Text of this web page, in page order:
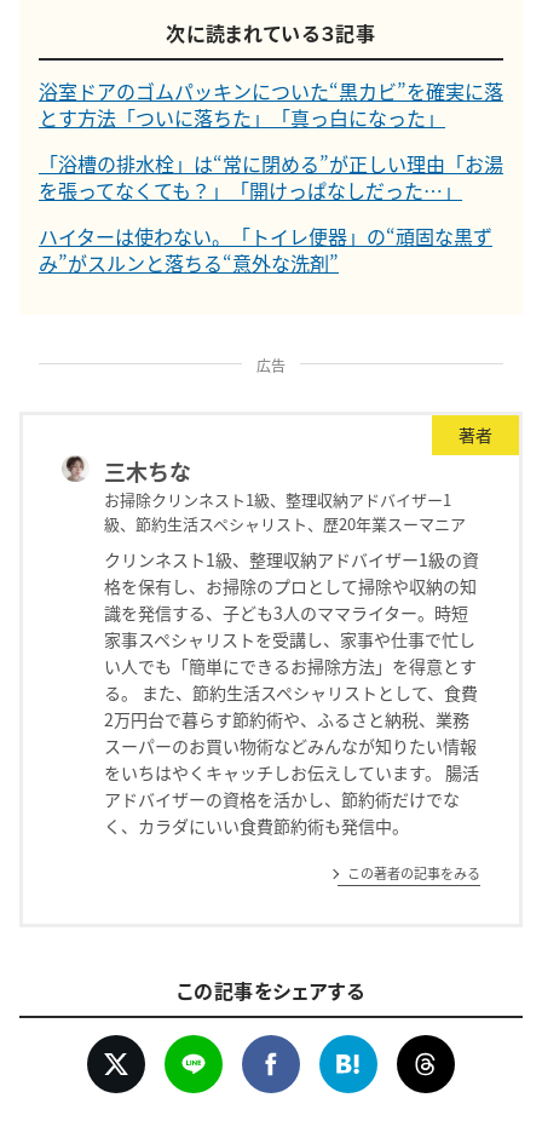
次に読まれている３記事
浴室ドアのゴムパッキンについた“黒カビ”を確実に落
とす方法「ついに落ちた」「真っ白になった」
「浴槽の排水栓」は“常に閉める”が正しい理由「お湯
を張ってなくても？」「開けっぱなしだった…」
ハイターは使わない。「トイレ便器」の“頑固な黒ず
み”がスルンと落ちる“意外な洗剤”
広告
著者
三木ちな
お掃除クリンネスト1級、整理収納アドバイザー1
級、節約生活スペシャリスト、歴20年業スーマニア
クリンネスト1級、整理収納アドバイザー1級の資
格を保有し、お掃除のプロとして掃除や収納の知
識を発信する、子ども3人のママライター。時短
家事スペシャリストを受講し、家事や仕事で忙し
い人でも「簡単にできるお掃除方法」を得意とす
る。 また、節約生活スペシャリストとして、食費
2万円台で暮らす節約術や、ふるさと納税、業務
スーパーのお買い物術などみんなが知りたい情報
をいちはやくキャッチしお伝えしています。 腸活
アドバイザーの資格を活かし、節約術だけでな
く、カラダにいい食費節約術も発信中。
この著者の記事をみる
この記事をシェアする